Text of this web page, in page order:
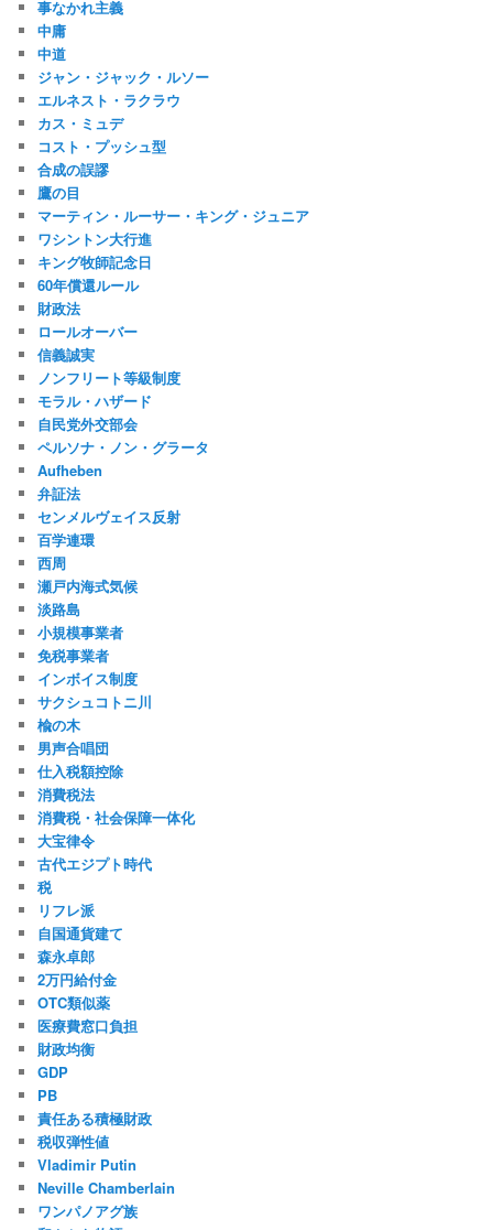
事なかれ主義
中庸
中道
ジャン・ジャック・ルソー
エルネスト・ラクラウ
カス・ミュデ
コスト・プッシュ型
合成の誤謬
鷹の目
マーティン・ルーサー・キング・ジュニア
ワシントン大行進
キング牧師記念日
60年償還ルール
財政法
ロールオーバー
信義誠実
ノンフリート等級制度
モラル・ハザード
自民党外交部会
ペルソナ・ノン・グラータ
Aufheben
弁証法
センメルヴェイス反射
百学連環
西周
瀬戸内海式気候
淡路島
小規模事業者
免税事業者
インボイス制度
サクシュコトニ川
楡の木
男声合唱団
仕入税額控除
消費税法
消費税・社会保障一体化
大宝律令
古代エジプト時代
税
リフレ派
自国通貨建て
森永卓郎
2万円給付金
OTC類似薬
医療費窓口負担
財政均衡
GDP
PB
責任ある積極財政
税収弾性値
Vladimir Putin
Neville Chamberlain
ワンパノアグ族